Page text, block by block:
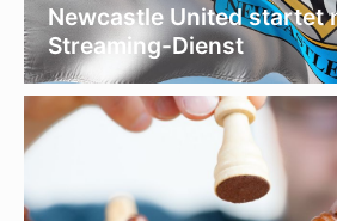
Newcastle United startet
Streaming-Dienst